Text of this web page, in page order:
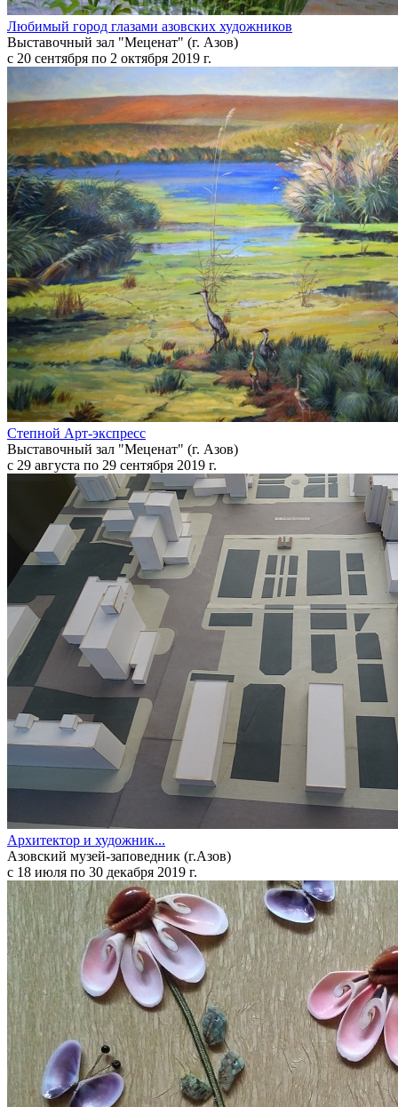
Любимый город глазами азовских художников
Выставочный зал "Меценат" (г. Азов)
с 20 сентября по 2 октября 2019 г.
Степной Арт-экспресс
Выставочный зал "Меценат" (г. Азов)
с 29 августа по 29 сентября 2019 г.
Архитектор и художник...
Азовский музей-заповедник (г.Азов)
с 18 июля по 30 декабря 2019 г.